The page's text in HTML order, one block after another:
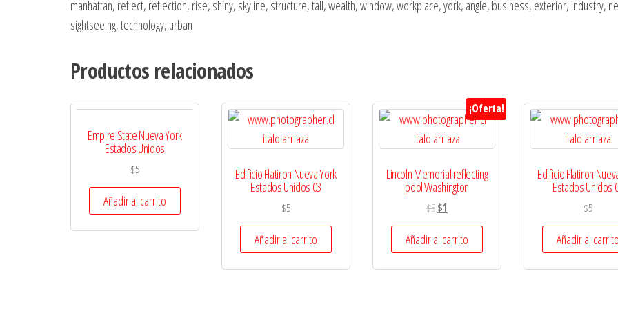
manhattan, reflect, reflection, rise, shiny, skyline, structure, tall, wealth, window, workplace, york, angle, business, exterior, industry,
sightseeing, technology, urban
Productos relacionados
Empire State Nueva York
Estados Unidos
$5
Añadir al carrito
Edificio Flatiron Nueva York
Estados Unidos 03
$5
Añadir al carrito
¡Oferta!
Lincoln Memorial reflecting
pool Washington
$5$1
Añadir al carrito
Edificio Flatiron
Estados Unidos
$5
Añadir al carrito